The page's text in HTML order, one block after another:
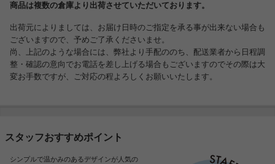
商品は複数の倉庫より出荷させていただいております。
出荷元によりましては、お届け日時のご指定を承る事が出来ない場合も
ございますので、予めご了承くださいませ。
尚、上記のような場合には、弊社より手配ののち、配送業者から日程調
整・確認の意向でお電話を差し上げる場合もございますのでその際は大
変お手数ですが、ご対応の程よろしくお願いいたします。
スタッフおすすめポイント
シンプルで温かみのあるデザインが人気の